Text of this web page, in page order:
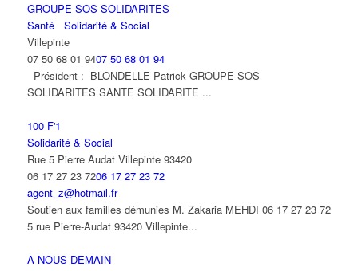
GROUPE SOS SOLIDARITES
Santé
Solidarité & Social
Villepinte
07 50 68 01 9407 50 68 01 94
Président : BLONDELLE Patrick GROUPE SOS
SOLIDARITES SANTE SOLIDARITE ...
100 F'1
Solidarité & Social
Rue 5 Pierre Audat Villepinte 93420
06 17 27 23 7206 17 27 23 72
agent_z@hotmail.fr
Soutien aux familles démunies M. Zakaria MEHDI 06 17 27 23 72
5 rue Pierre-Audat 93420 Villepinte...
A NOUS DEMAIN